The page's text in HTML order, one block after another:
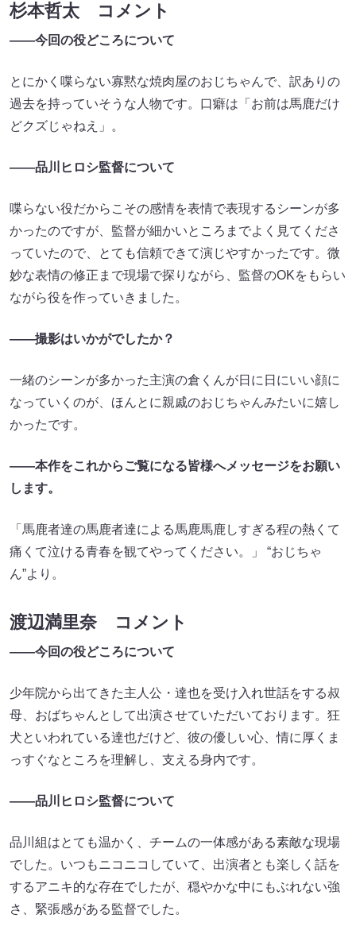
杉本哲太 コメント
――今回の役どころについて
とにかく喋らない寡黙な焼肉屋のおじちゃんで、訳ありの
過去を持っていそうな人物です。口癖は「お前は馬鹿だけ
どクズじゃねえ」。
――品川ヒロシ監督について
喋らない役だからこその感情を表情で表現するシーンが多
かったのですが、監督が細かいところまでよく見てくださ
っていたので、とても信頼できて演じやすかったです。微
妙な表情の修正まで現場で探りながら、監督のOKをもらい
ながら役を作っていきました。
――撮影はいかがでしたか？
一緒のシーンが多かった主演の倉くんが日に日にいい顔に
なっていくのが、ほんとに親戚のおじちゃんみたいに嬉し
かったです。
――本作をこれからご覧になる皆様へメッセージをお願い
します。
「馬鹿者達の馬鹿者達による馬鹿馬鹿しすぎる程の熱くて
痛くて泣ける青春を観てやってください。」 “おじちゃ
ん”より。
渡辺満里奈 コメント
――今回の役どころについて
少年院から出てきた主人公・達也を受け入れ世話をする叔
母、おばちゃんとして出演させていただいております。狂
犬といわれている達也だけど、彼の優しい心、情に厚くま
っすぐなところを理解し、支える身内です。
――品川ヒロシ監督について
品川組はとても温かく、チームの一体感がある素敵な現場
でした。いつもニコニコしていて、出演者とも楽しく話を
するアニキ的な存在でしたが、穏やかな中にもぶれない強
さ、緊張感がある監督でした。